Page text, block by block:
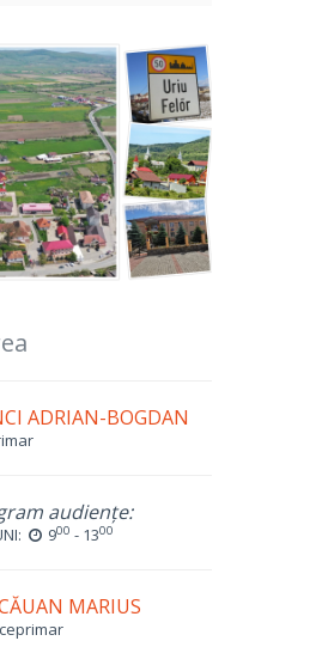
ADRIAN-BOGDAN
audiențe:
900 - 1300
MARIUS